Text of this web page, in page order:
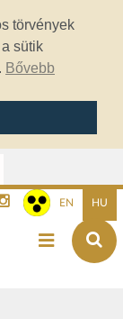
törvények
sütik
Bővebb
EN HU